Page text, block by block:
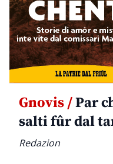
Gnovis /Par
salti fûr dal
Redazion